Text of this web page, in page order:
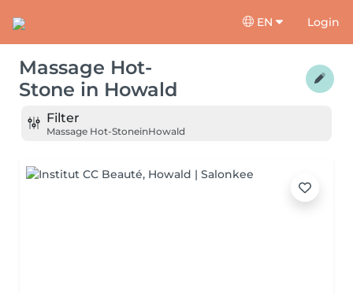
EN Login
Massage Hot-
Stone in Howald
Filter
Massage Hot-StoneinHowald